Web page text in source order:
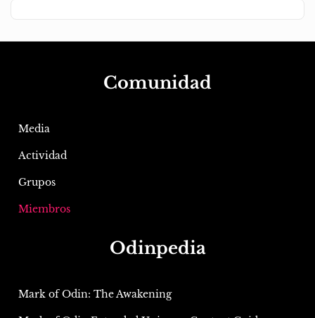
Comunidad
Media
Actividad
Grupos
Miembros
Odinpedia
Mark of Odin: The Awakening